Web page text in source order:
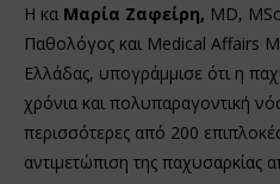
Η κα Μαρία Ζαφείρη, MD,
Παθολόγος και Medical Affairs
Ελλάδας, υπογράμμισε ότι η
χρόνια και πολυπαραγοντική
περισσότερες από 200
αντιμετώπιση της παχυσαρκίας